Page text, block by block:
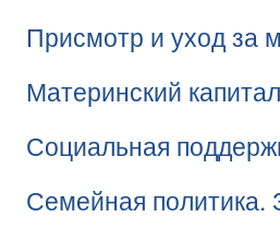
Присмотр и уход за
Материнский капитал
Социальная
Семейная политика.